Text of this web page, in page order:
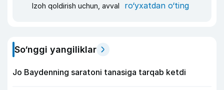
Izoh qoldirish uchun, avval ro‘yxatdan o‘ting
So‘nggi yangiliklar
Jo Baydenning saratoni tanasiga tarqab ketdi